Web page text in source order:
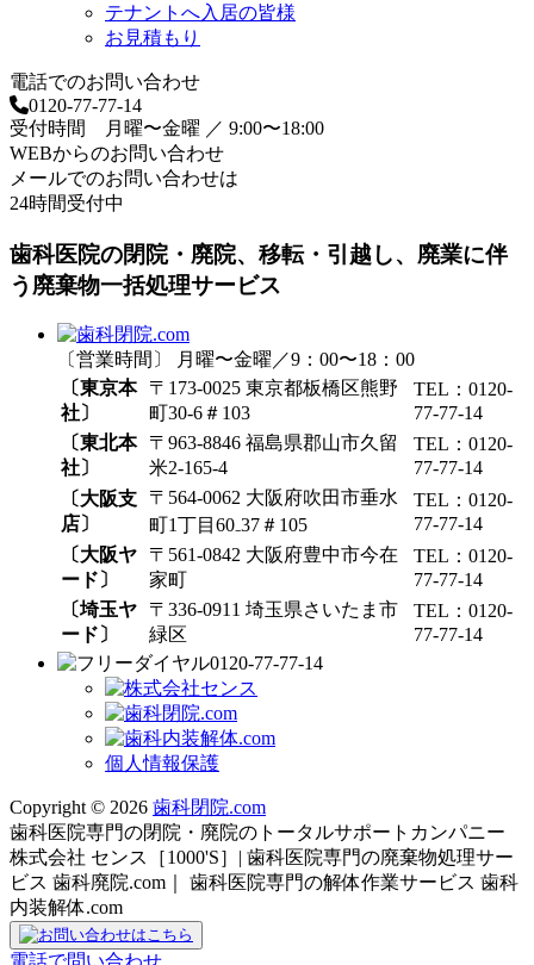
テナントへ入居の皆様
お見積もり
電話でのお問い合わせ
0120-77-77-14
受付時間 月曜〜金曜 ／ 9:00〜18:00
WEBからのお問い合わせ
メールでのお問い合わせは
24時間受付中
歯科医院の閉院・廃院、移転・引越し、廃業に伴
う廃棄物一括処理サービス
〔営業時間〕 月曜〜金曜／9：00〜18：00
〔東京本
社〕
〒173-0025 東京都板橋区熊野
町30-6＃103
TEL：0120-
77-77-14
〔東北本
社〕
〒963-8846 福島県郡山市久留
米2-165-4
TEL：0120-
77-77-14
〔大阪支
店〕
〒564-0062 大阪府吹田市垂水
町1丁目60₋37＃105
TEL：0120-
77-77-14
〔大阪ヤ
ード〕
〒561-0842 大阪府豊中市今在
家町
TEL：0120-
77-77-14
〔埼玉ヤ
ード〕
〒336-0911 埼玉県さいたま市
緑区
TEL：0120-
77-77-14
0120-77-77-14
個人情報保護
Copyright © 2026 歯科閉院.com
歯科医院専門の閉院・廃院のトータルサポートカンパニー
株式会社 センス［1000'S］| 歯科医院専門の廃棄物処理サー
ビス 歯科廃院.com｜ 歯科医院専門の解体作業サービス 歯科
内装解体.com